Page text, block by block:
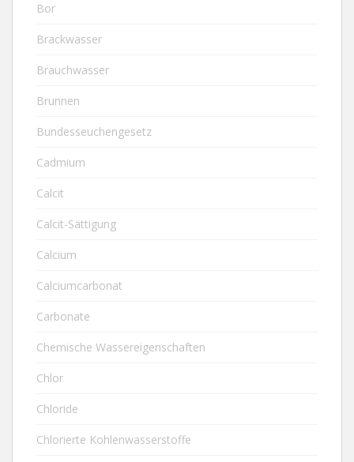
Bor
Brackwasser
Brauchwasser
Brunnen
Bundesseuchengesetz
Cadmium
Calcit
Calcit-Sättigung
Calcium
Calciumcarbonat
Carbonate
Chemische Wassereigenschaften
Chlor
Chloride
Chlorierte Kohlenwasserstoffe